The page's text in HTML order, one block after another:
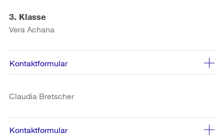
3. Klasse
Vera Achana
Kontaktformular
Claudia Bretscher
Kontaktformular